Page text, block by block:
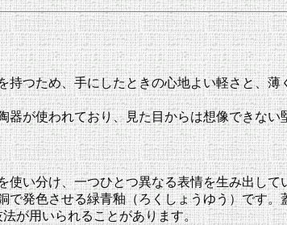
つため、手にしたときの心地よい軽さと、薄
が使われており、見た目からは想像できない
使い分け、一つひとつ異なる表情を生み出して
で発色させる緑青釉（ろくしょうゆう）です。
が用いられることがあります。